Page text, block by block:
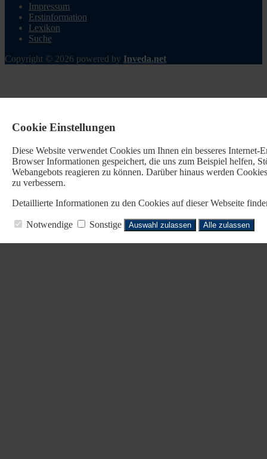
Impressum
Erstinformation
Lexikon
Suche
Copyright © 2026 powered by Inveda.net
Cookie Einstellungen
Diese Website verwendet Cookies um Ihnen ein besseres
Browser Informationen gespeichert, die uns zum Beispiel helfen,
Webangebots reagieren zu können. Darüber hinaus werden
zu verbessern.
Detaillierte Informationen zu den Cookies auf dieser Webseite
Notwendige Sonstige Auswahl zulassen Alle zulassen